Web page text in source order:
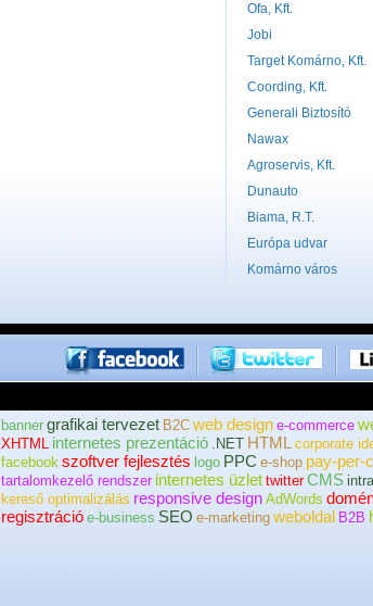
Ofa, Kft.
Jobi
Target Komárno, Kft.
Coording, Kft.
Generali Biztosító
Nawax
Agroservis, Kft.
Dunauto
Biama, R.T.
Európa udvar
Komárno város
banner grafikai tervezet B2C web design e-commerce
XHTML internetes prezentáció .NET HTML corporate
facebook szoftver fejlesztés logo PPC e-shop pay-per-
tartalomkezelő rendszer internetes üzlet twitter CMS
kereső optimalizálás responsive design AdWords
regisztráció e-business SEO e-marketing weboldal B2B